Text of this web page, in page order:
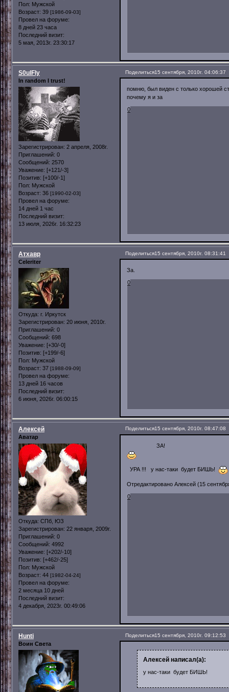
Пол: Мужской
Возраст: 39 [1986-09-03]
Провел на форуме:
8 дней 23 часа
Последний визит:
5 мая, 2013г. 23:30:17
Поделиться15 сентября, 2010г. 04:06:37
S0ulFly
In random I trust!
Зарегистрирован: 2 апреля, 2008г.
Приглашений: 0
Сообщений: 2570
Уважение: [+121/-3]
Позитив: [+100/-1]
Пол: Мужской
Возраст: 36 [1990-02-03]
Провел на форуме:
14 дней 1 час
Последний визит:
13 июля, 2026г. 16:32:23
помню, был виден с только хорошей
почему я и за
0
Поделиться15 сентября, 2010г. 08:31:41
Атхавр
Celeriter
Откуда: г. Иркутск
Зарегистрирован: 20 июня, 2010г.
Приглашений: 0
Сообщений: 698
Уважение: [+30/-0]
Позитив: [+199/-6]
Пол: Мужской
Возраст: 37 [1988-09-09]
Провел на форуме:
13 дней 16 часов
Последний визит:
6 июня, 2026г. 06:00:15
За.
0
Поделиться15 сентября, 2010г. 08:47:08
Алексей
Аватар
Откуда: СПб, ЮЗ
Зарегистрирован: 22 января, 2009г.
Приглашений: 0
Сообщений: 4992
Уважение: [+202/-10]
Позитив: [+462/-25]
Пол: Мужской
Возраст: 44 [1982-04-24]
Провел на форуме:
2 месяца 10 дней
Последний визит:
4 декабря, 2023г. 00:49:06
ЗА!
УРА !!! у нас-таки будет БИШЬ!
Отредактировано Алексей (15
0
Поделиться15 сентября, 2010г. 09:12:53
Hunti
Воин Света
Алексей написал(а):
у нас-таки будет БИШЬ!